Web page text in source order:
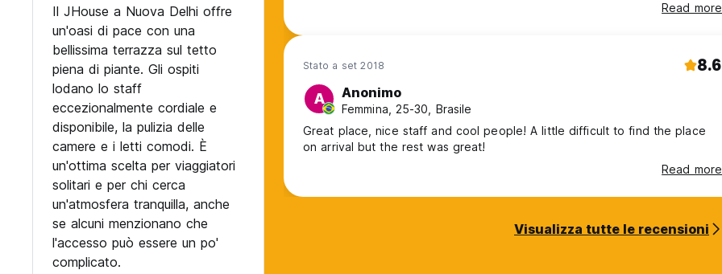
Il JHouse a Nuova Delhi offre
un'oasi di pace con una
bellissima terrazza sul tetto
piena di piante. Gli ospiti
lodano lo staff
eccezionalmente cordiale e
disponibile, la pulizia delle
camere e i letti comodi. È
un'ottima scelta per viaggiatori
solitari e per chi cerca
un'atmosfera tranquilla, anche
se alcuni menzionano che
l'accesso può essere un po'
complicato.
Read more
Stato a set 2018 8.6
A Anonimo
Femmina, 25-30, Brasile
Great place, nice staff and cool people! A little difficult to find the place
on arrival but the rest was great!
Read more
Visualizza tutte le recensioni